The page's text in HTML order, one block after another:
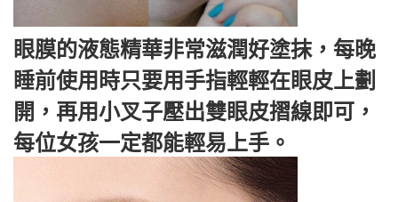
眼膜的液態精華非常滋潤好塗抹，每晚
睡前使用時只要用手指輕輕在眼皮上劃
開，再用小叉子壓出雙眼皮摺線即可，
每位女孩一定都能輕易上手。